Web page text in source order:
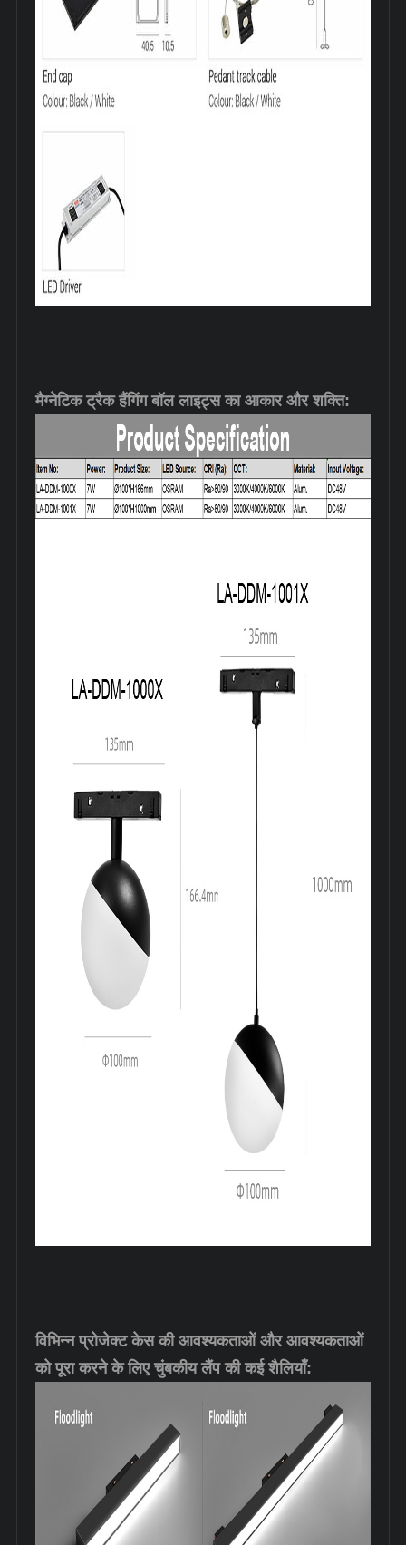
मैग्नेटिक ट्रैक हैंगिंग बॉल लाइट्स का आकार और शक्ति:
विभिन्न प्रोजेक्ट केस की आवश्यकताओं और आवश्यकताओं
को पूरा करने के लिए चुंबकीय लैंप की कई शैलियाँ: